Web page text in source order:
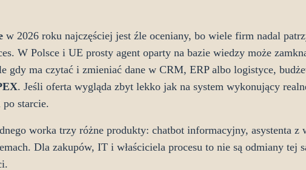
w 2026 roku najczęściej jest źle oceniany, bo wiele firm nadal
W Polsce i UE prosty agent oparty na bazie wiedzy może
gdy ma czytać i zmieniać dane w CRM, ERP albo logistyce,
. Jeśli oferta wygląda zbyt lekko jak na system wykonujący
starcie.
worka trzy różne produkty: chatbot informacyjny, asystenta
Dla zakupów, IT i właściciela procesu to nie są odmiany tej